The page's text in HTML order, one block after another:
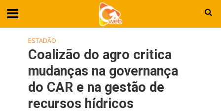
ESTADÃO
Coalizão do agro critica
mudanças na governança
do CAR e na gestão de
recursos hídricos